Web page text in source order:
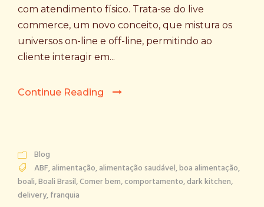
com atendimento físico. Trata-se do live
commerce, um novo conceito, que mistura os
universos on-line e off-line, permitindo ao
cliente interagir em...
Continue Reading
Blog
ABF,alimentação,alimentação saudável,boa alimentação,
boali,Boali Brasil,Comer bem,comportamento,dark kitchen,
delivery,franquia